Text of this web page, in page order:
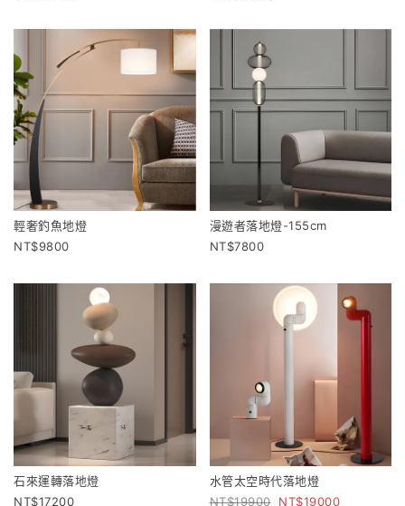
輕奢釣魚地燈
9800
漫遊者落地燈-155cm
7800
石來運轉落地燈
17200
水管太空時代落地燈
19900
19000